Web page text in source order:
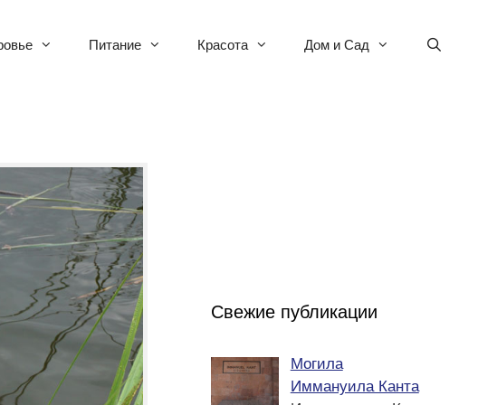
Питание Красота Дом и Сад
Свежие публикации
Могила
Иммануила Канта